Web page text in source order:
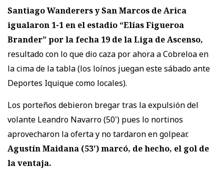
Santiago Wanderers y San Marcos de Arica
igualaron 1-1 en el estadio “Elías Figueroa
Brander” por la fecha 19 de la Liga de Ascenso,
resultado con lo que dio caza por ahora a Cobreloa en
la cima de la tabla (los loínos juegan este sábado ante
Deportes Iquique como locales).
Los porteños debieron bregar tras la expulsión del
volante Leandro Navarro (50') pues lo nortinos
aprovecharon la oferta y no tardaron en golpear.
Agustín Maidana (53') marcó, de hecho, el gol de
la ventaja.